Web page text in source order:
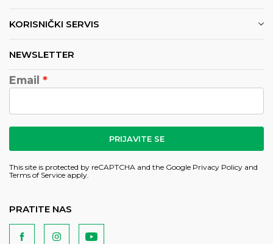
KORISNIČKI SERVIS
NEWSLETTER
Email
PRIJAVITE SE
This site is protected by reCAPTCHA and the Google Privacy Policy and
Terms of Service apply.
PRATITE NAS